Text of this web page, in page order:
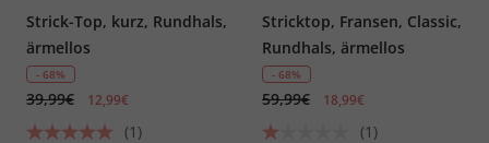
Strick-Top, kurz, Rundhals,
ärmellos
- 68%
39,99€ 12,99€
(1)
Stricktop, Fransen, Classic,
Rundhals, ärmellos
- 68%
59,99€ 18,99€
(1)